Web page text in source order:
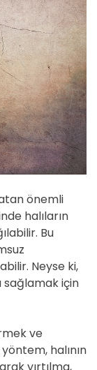
önemli
halıların
Bu
Neyse ki,
sağlamak için
ve
halının